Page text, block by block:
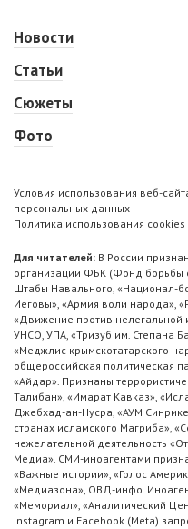
Новости
Статьи
Сюжеты
Фото
Условия использования веб-
персональных данных
Политика использования cookies
Для читателей: В России
организации ФБК (Фонд борьбы
Штабы Навального, «Национал-
Иеговы», «Армия воли народа»,
«Движение против нелегальной
УНСО, УПА, «Тризуб им. Степана
«Меджлис крымскотатарского
общероссийская политическая
«Айдар». Признаны
Талибан», «Имарат Кавказ»,
Джебхад-ан-Нусра, «АУМ
странах исламского Магриба»,
нежелательной деятельность
Медиа». СМИ-иноагентами
«Важные истории», «Голос
«Медиазона», ОВД-инфо.
«Мемориал», «Аналитический
Instagram и Facebook (Metа)